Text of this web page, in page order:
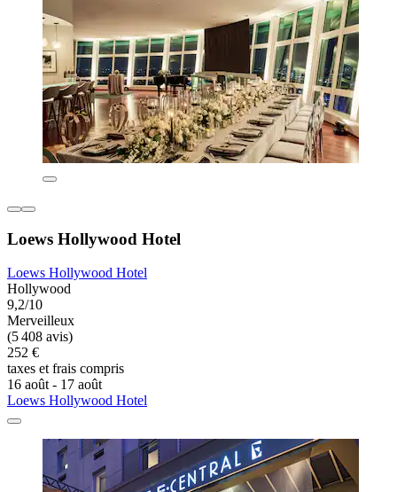
Loews Hollywood Hotel
Loews Hollywood Hotel
Hollywood
9,2/10
Merveilleux
(5 408 avis)
252 €
taxes et frais compris
16 août - 17 août
Loews Hollywood Hotel